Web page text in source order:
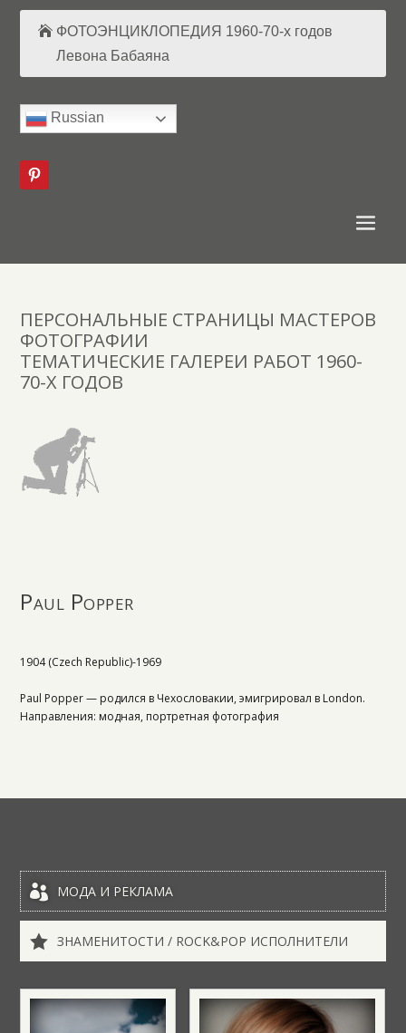
ФОТОЭНЦИКЛОПЕДИЯ 1960-70-х годов
Левона Бабаяна
Russian
ПЕРСОНАЛЬНЫЕ СТРАНИЦЫ МАСТЕРОВ
ФОТОГРАФИИ
ТЕМАТИЧЕСКИЕ ГАЛЕРЕИ РАБОТ 1960-
70-Х ГОДОВ
Paul Popper
1904 (Czech Republic)-1969
Paul Popper — родился в Чехословакии, эмигрировал в London.
Направления: модная, портретная фотография
 МОДА И РЕКЛАМА
 ЗНАМЕНИТОСТИ / ROCK&POP ИСПОЛНИТЕЛИ